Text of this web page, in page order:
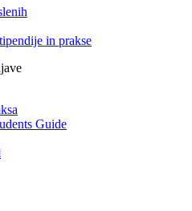
in prakse
Guide